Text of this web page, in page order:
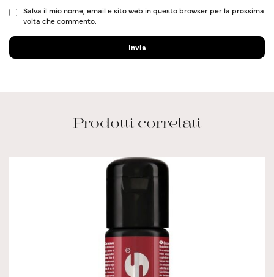
Salva il mio nome, email e sito web in questo browser per la prossima
volta che commento.
Prodotti correlati